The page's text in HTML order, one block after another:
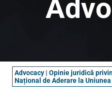
Advocacy | Opinie juridică
Național de Aderare la